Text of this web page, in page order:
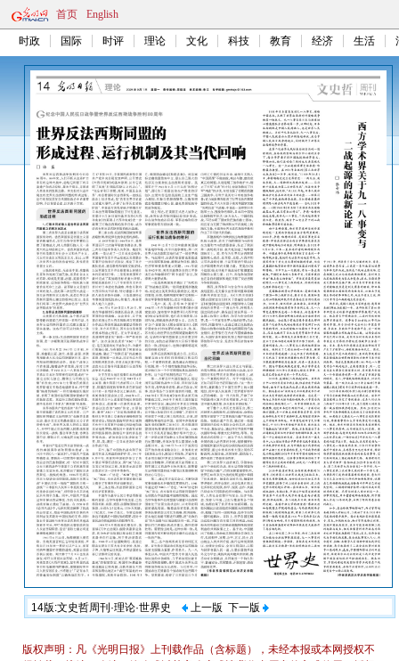
首页 English
时政 国际 时评 理论 文化 科技 教育 经济 生活
14版:文史哲周刊·理论·世界史 上一版 下一版